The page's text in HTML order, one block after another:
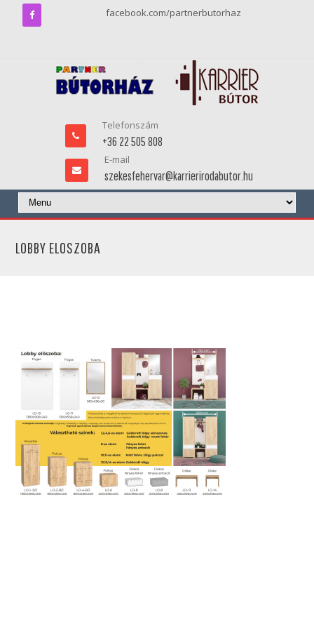
facebook.com/partnerbutorhaz
Telefonszám
+36 22 505 808
E-mail
szekesfehervar@karrierirodabutor.hu
LOBBY ELOSZOBA